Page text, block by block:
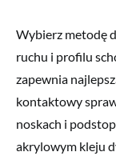
Wybierz metodę
ruchu i profilu
zapewnia
kontaktowy
noskach i
akrylowym kleju